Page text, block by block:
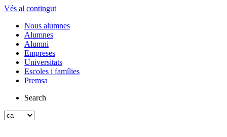
Vés al contingut
Nous alumnes
Alumnes
Alumni
Empreses
Universitats
Escoles i famílies
Premsa
Search